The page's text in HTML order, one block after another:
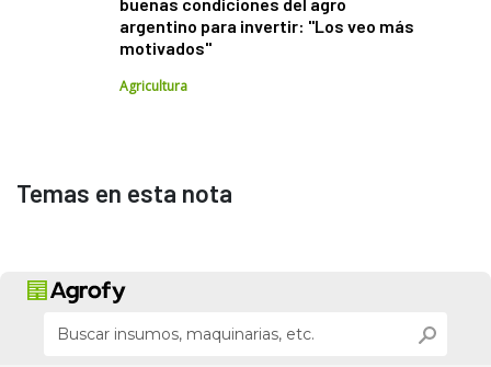
argentino para invertir: "Los veo más
motivados"
Agricultura
Temas en esta nota